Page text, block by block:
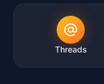
Threads